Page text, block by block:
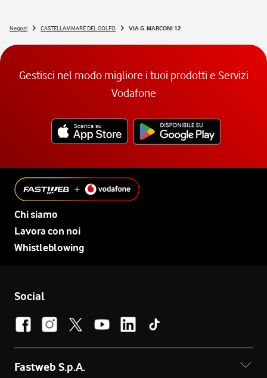
Negozi CASTELLAMMARE DEL GOLFO VIA G. MARCONI 12
Gestisci nel modo migliore i tuoi prodotti e Servizi
Vodafone
Chi siamo
Lavora con noi
Whistleblowing
Social
Fastweb S.p.A.